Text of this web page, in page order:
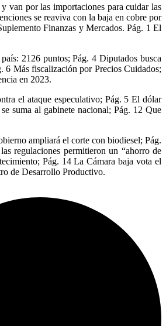
van por las importaciones para cuidar las
se reaviva con la baja en cobre por
Finanzas y Mercados. Pág. 1 El
2126 puntos; Pág. 4 Diputados busca
6 Más fiscalización por Precios Cuidados;
en 2023.
el ataque especulativo; Pág. 5 El dólar
suma al gabinete nacional; Pág. 12 Que
ampliará el corte con biodiesel; Pág.
regulaciones permitieron un “ahorro de
Pág. 14 La Cámara baja vota el
de Desarrollo Productivo.